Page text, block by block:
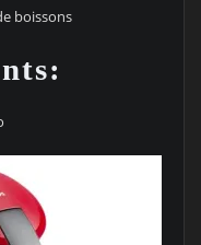
boissons